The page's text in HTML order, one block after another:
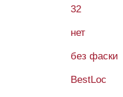
32
нет
без фаски
BestLoc